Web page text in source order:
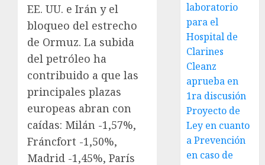
EE. UU. e Irán y el
bloqueo del estrecho
de Ormuz. La subida
del petróleo ha
contribuido a que las
principales plazas
europeas abran con
caídas: Milán -1,57%,
Fráncfort -1,50%,
Madrid -1,45%, París
laboratorio
para el
Hospital de
Clarines
Cleanz
aprueba en
1ra discusión
Proyecto de
Ley en cuanto
a Prevención
en caso de